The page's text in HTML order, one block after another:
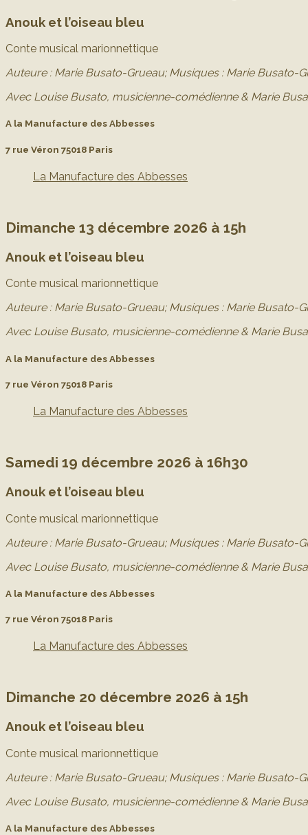
Anouk et l’oiseau bleu
Conte musical marionnettique
Auteure : Marie Busato-Grueau; Musiques : Marie Busato-
Avec Louise Busato, musicienne-comédienne & Marie
A la Manufacture des Abbesses
7 rue Véron 75018 Paris
La Manufacture des Abbesses
Dimanche 13 décembre 2026 à 15h
Anouk et l’oiseau bleu
Conte musical marionnettique
Auteure : Marie Busato-Grueau; Musiques : Marie Busato-
Avec Louise Busato, musicienne-comédienne & Marie
A la Manufacture des Abbesses
7 rue Véron 75018 Paris
La Manufacture des Abbesses
Samedi 19 décembre 2026 à 16h30
Anouk et l’oiseau bleu
Conte musical marionnettique
Auteure : Marie Busato-Grueau; Musiques : Marie Busato-
Avec Louise Busato, musicienne-comédienne & Marie
A la Manufacture des Abbesses
7 rue Véron 75018 Paris
La Manufacture des Abbesses
Dimanche 20 décembre 2026 à 15h
Anouk et l’oiseau bleu
Conte musical marionnettique
Auteure : Marie Busato-Grueau; Musiques : Marie Busato-
Avec Louise Busato, musicienne-comédienne & Marie
A la Manufacture des Abbesses